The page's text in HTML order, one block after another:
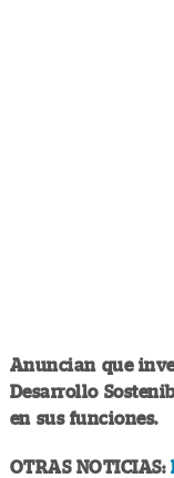
Anuncian que
Desarrollo
en sus funciones.
OTRAS NOTICIAS: